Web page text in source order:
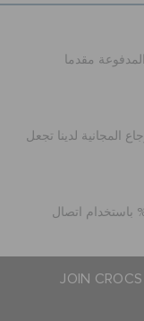
مقدما
المجانية لدينا تجعل
JOIN